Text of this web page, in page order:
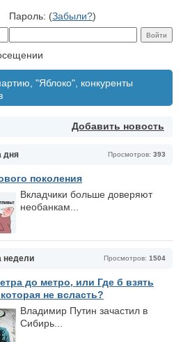
Пароль: (Забыли?)
"Яблоко", конкуренты
Добавить новость
Просмотров: 393
дня
поколения
Вкладчики больше доверяют
необанкам...
Просмотров: 1504
недели
до метро, или Где б взять
не всласть?
Владимир Путин зачастил в
Сибирь...